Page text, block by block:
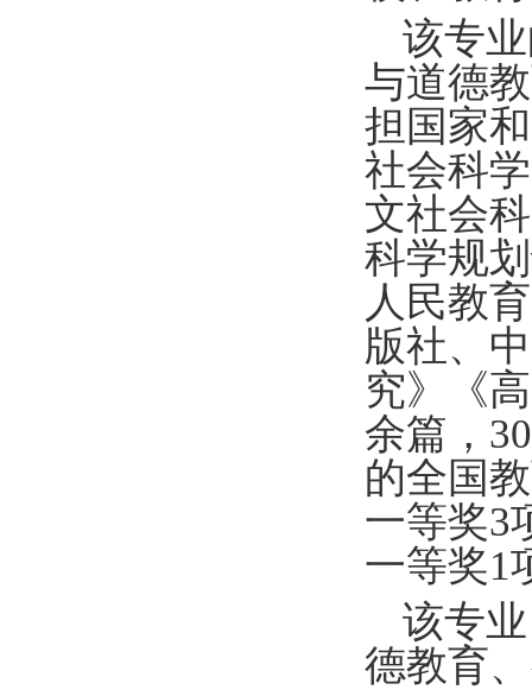
该专
与道德
担国家
社会科
文社会
科学规
人民教
版社、
究》《
余篇， 30
的全国
一等奖3
一等奖1
该专
德教育